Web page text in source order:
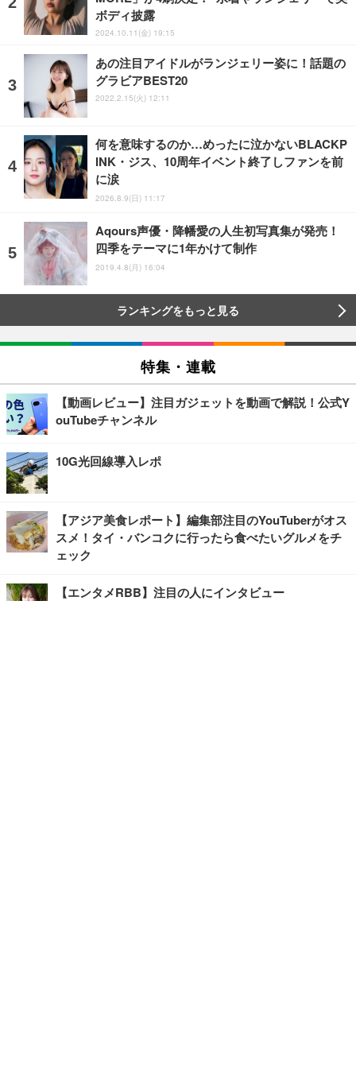
ボディ披露
2024.10.11(金) 19:15
あの注目アイドルがランジェリー姿に！話題の
グラビアBEST20
2022.2.15(火) 12:11
何を意味するのか…めったに泣かないBLACKP
INK・ジス、10周年イベント終了しファンを前
に涙
2026.8.9(日) 11:17
Aqours声優・降幡愛の人生初写真集が発売！
四季をテーマに1年かけて制作
2019.4.8(月) 16:04
ランキングをもっと見る
特集・連載
【動画レビュー】注目ガジェットを動画で解説！公式Y
ouTubeチャンネル
10G光回線導入レポ
【アジア美食レポート】編集部注目のYouTuberがオス
スメ！タイ・バンコクに行ったら食べたいグルメをチ
ェック
【エンタメRBB】注目の人にインタビュー